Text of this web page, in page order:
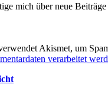
mich über neue
Akismet, um
verarbeitet